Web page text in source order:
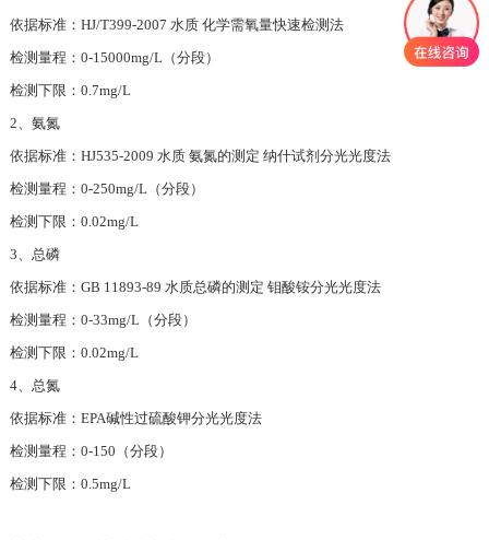
依据标准：HJ/T399-2007 水质 化学需氧量快速检测法
检测量程：0-15000mg/L（分段）
检测下限：0.7mg/L
2、氨氮
依据标准：HJ535-2009 水质 氨氮的测定 纳什试剂分光光度法
检测量程：0-250mg/L（分段）
检测下限：0.02mg/L
3、总磷
依据标准：GB 11893-89 水质总磷的测定 钼酸铵分光光度法
检测量程：0-33mg/L（分段）
检测下限：0.02mg/L
4、总氮
依据标准：EPA碱性过硫酸钾分光光度法
检测量程：0-150（分段）
检测下限：0.5mg/L